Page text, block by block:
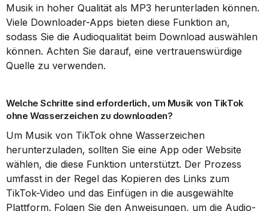
Musik in hoher Qualität als MP3 herunterladen können.
Viele Downloader-Apps bieten diese Funktion an,
sodass Sie die Audioqualität beim Download auswählen
können. Achten Sie darauf, eine vertrauenswürdige
Quelle zu verwenden.
Welche Schritte sind erforderlich, um Musik von TikTok
ohne Wasserzeichen zu downloaden?
Um Musik von TikTok ohne Wasserzeichen
herunterzuladen, sollten Sie eine App oder Website
wählen, die diese Funktion unterstützt. Der Prozess
umfasst in der Regel das Kopieren des Links zum
TikTok-Video und das Einfügen in die ausgewählte
Plattform. Folgen Sie den Anweisungen, um die Audio-